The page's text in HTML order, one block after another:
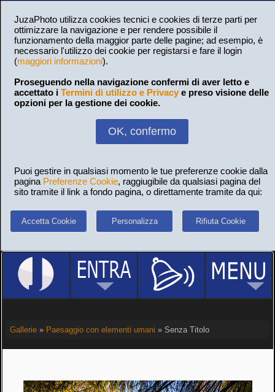
JuzaPhoto utilizza cookies tecnici e cookies di terze parti per
ottimizzare la navigazione e per rendere possibile il
funzionamento della maggior parte delle pagine; ad esempio, è
necessario l'utilizzo dei cookie per registarsi e fare il login
(maggiori informazioni).
Proseguendo nella navigazione confermi di aver letto e
accettato i Termini di utilizzo e Privacy e preso visione delle
opzioni per la gestione dei cookie.
OK, confermo
Puoi gestire in qualsiasi momento le tue preferenze cookie dalla
pagina Preferenze Cookie, raggiugibile da qualsiasi pagina del
sito tramite il link a fondo pagina, o direttamente tramite da qui:
Accetta Cookie Personalizza Rifiuta Cookie
Gallerie» Paesaggio con elementi umani » Senza Titolo